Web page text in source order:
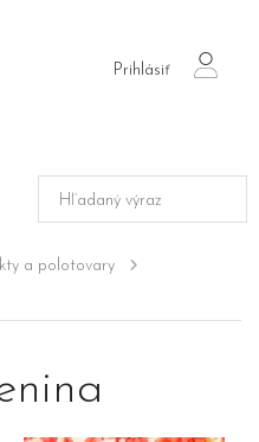
Prihlásiť
login
a polotovary